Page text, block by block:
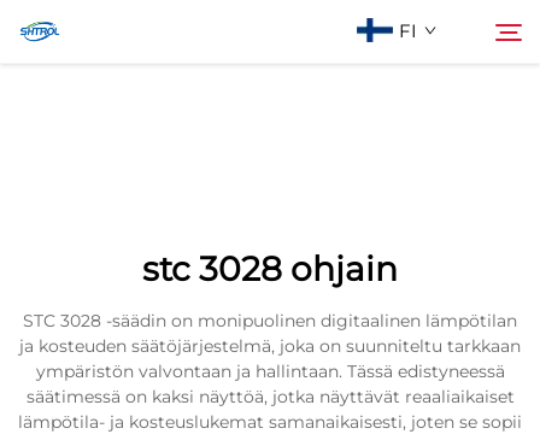
FI
stc 3028 ohjain
STC 3028 -säädin on monipuolinen digitaalinen lämpötilan
ja kosteuden säätöjärjestelmä, joka on suunniteltu tarkkaan
ympäristön valvontaan ja hallintaan. Tässä edistyneessä
säätimessä on kaksi näyttöä, jotka näyttävät reaaliaikaiset
lämpötila- ja kosteuslukemat samanaikaisesti, joten se sopii